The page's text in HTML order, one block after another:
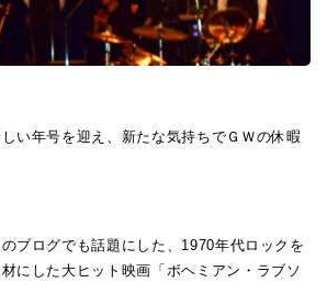
い年号を迎え、新たな気持ちでＧＷの休暇
ブログでも話題にした、1970年代ロックを
にした大ヒット映画「ボヘミアン・ラブソ